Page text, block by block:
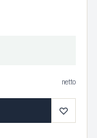
netto
♡